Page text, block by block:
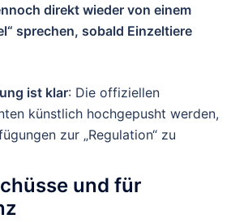
direkt wieder von einem
sprechen, sobald Einzeltiere
ist klar: Die offiziellen
künstlich hochgepusht werden,
zur „Regulation“ zu
und für